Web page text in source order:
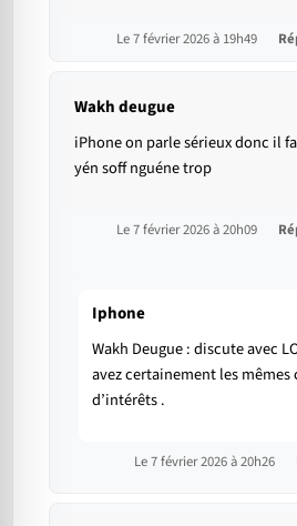
Le 7 février 2026 à 19h49
Wakh deugue
iPhone on parle sérieux donc il
yén soff nguéne trop
Le 7 février 2026 à 20h09
Iphone
Wakh Deugue : discute avec
avez certainement les mêmes
d’intérêts .
Le 7 février 2026 à 20h26